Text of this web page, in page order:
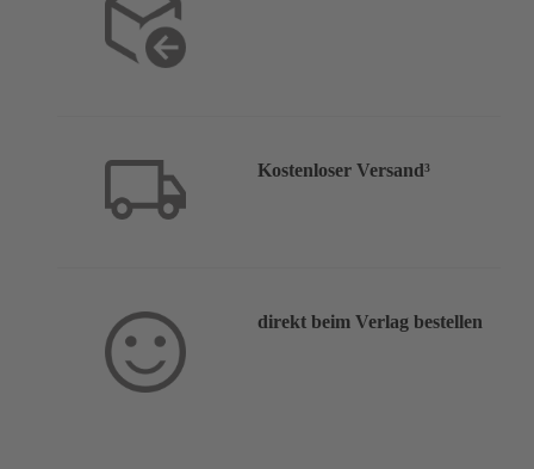
Kostenloser Versand³
direkt beim Verlag bestellen